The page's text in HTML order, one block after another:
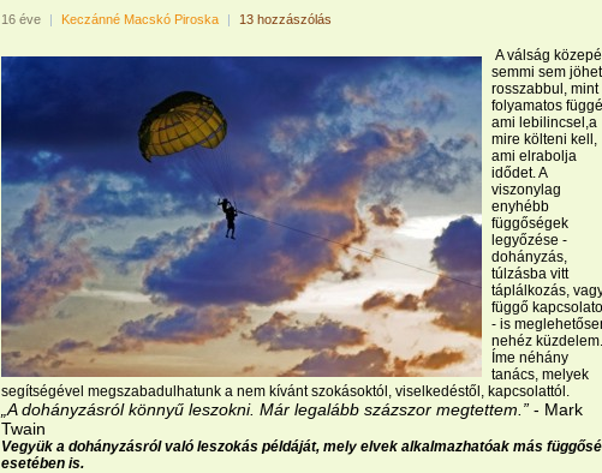
16 éve | Keczánné Macskó Piroska | 13 hozzászólás
A válság
semmi sem jöhet
rosszabbul, mint
folyamatos
ami lebilincsel,a
mire költeni kell,
ami elrabolja
idődet. A
viszonylag
enyhébb
függőségek
legyőzése -
dohányzás,
túlzásba vitt
táplálkozás,
függő
- is
nehéz küzdelem.
Íme néhány
tanács, melyek
segítségével megszabadulhatunk a nem kívánt szokásoktól, viselkedéstől, kapcsolattól.
„A dohányzásról könnyű leszokni. Már legalább százszor megtettem.” - Mark
Twain
Vegyük a dohányzásról való leszokás példáját, mely elvek alkalmazhatóak más
esetében is.